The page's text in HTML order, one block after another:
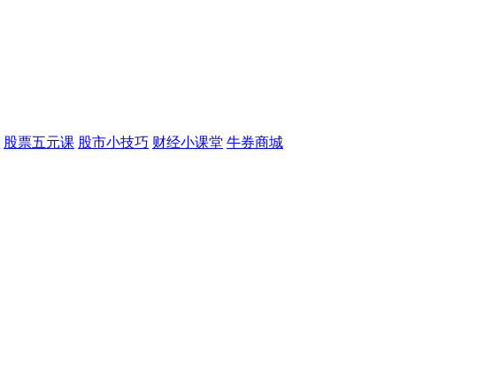
股票五元课 股市小技巧 财经小课堂 牛券商城